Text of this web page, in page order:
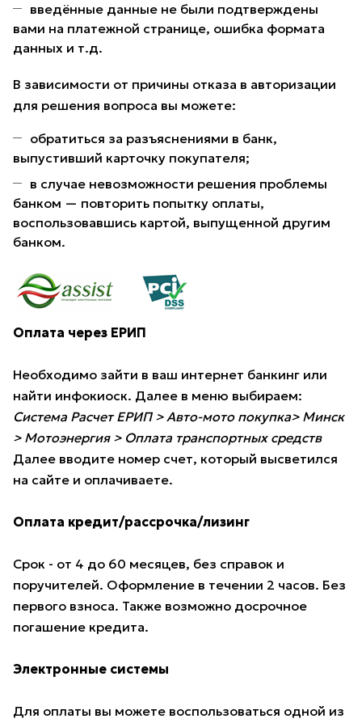
введённые данные не были подтверждены
вами на платежной странице, ошибка формата
данных и т.д.
В зависимости от причины отказа в авторизации
для решения вопроса вы можете:
обратиться за разъяснениями в банк,
выпустивший карточку покупателя;
в случае невозможности решения проблемы
банком — повторить попытку оплаты,
воспользовавшись картой, выпущенной другим
банком.
Оплата через ЕРИП
Необходимо зайти в ваш интернет банкинг или
найти инфокиоск. Далее в меню выбираем:
Система Расчет ЕРИП > Авто-мото покупка> Минск
> Мотоэнергия > Оплата транспортных средств
Далее вводите номер счет, который высветился
на сайте и оплачиваете.
Оплата кредит/рассрочка/лизинг
Срок - от 4 до 60 месяцев, без справок и
поручителей. Оформление в течении 2 часов. Без
первого взноса. Также возможно досрочное
погашение кредита.
Электронные системы
Для оплаты вы можете воспользоваться одной из